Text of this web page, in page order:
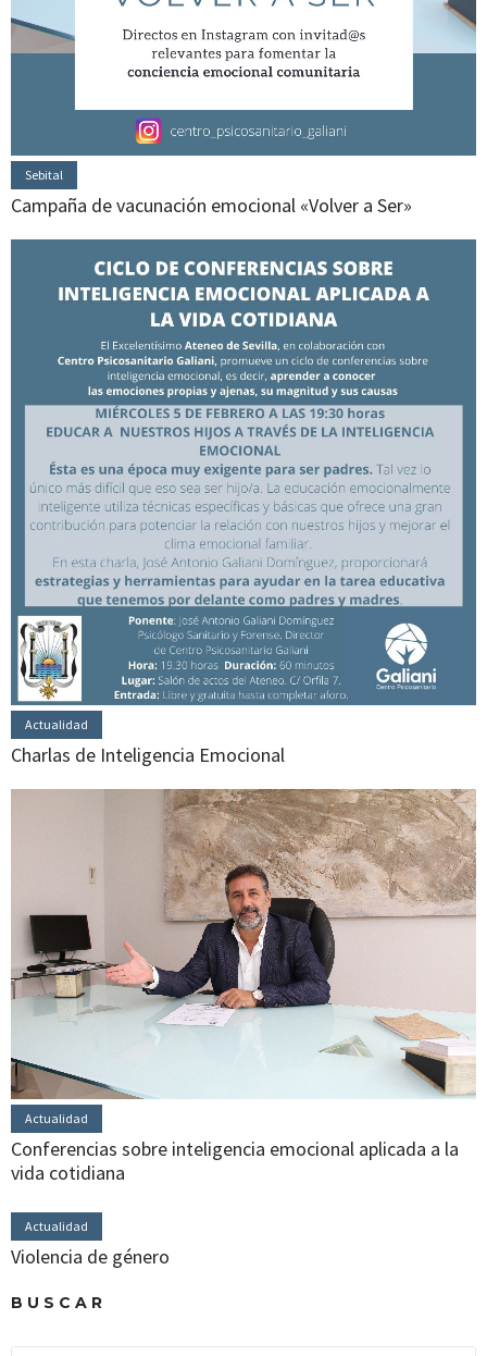
Sebital
Campaña de vacunación emocional «Volver a Ser»
Actualidad
Charlas de Inteligencia Emocional
Actualidad
Conferencias sobre inteligencia emocional aplicada a la
vida cotidiana
Actualidad
Violencia de género
BUSCAR